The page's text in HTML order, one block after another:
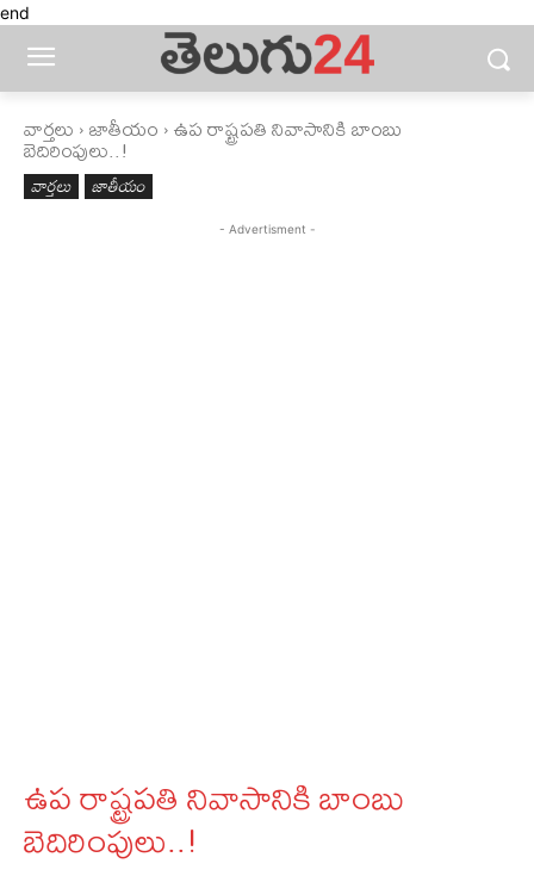
end
వార్తలు జాతీయం ఉప రాష్ట్రపతి నివాసానికి బాంబు
బెదిరింపులు..!
వార్తలు జాతీయం
- Advertisment -
ఉప రాష్ట్రపతి నివాసానికి బాంబు
బెదిరింపులు..!